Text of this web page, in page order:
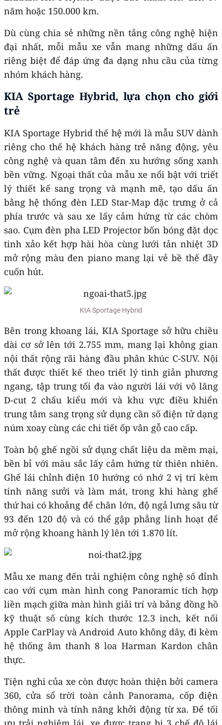
năm hoặc 150.000 km.
Dù cùng chia sẻ những nền tảng công nghệ hiện
đại nhất, mỗi mẫu xe vẫn mang những dấu ấn
riêng biệt để đáp ứng đa dạng nhu cầu của từng
nhóm khách hàng.
KIA Sportage Hybrid, lựa chọn cho giới
trẻ
KIA Sportage Hybrid thế hệ mới là mẫu SUV dành
riêng cho thế hệ khách hàng trẻ năng động, yêu
công nghệ và quan tâm đến xu hướng sống xanh
bền vững. Ngoại thất của mẫu xe nổi bật với triết
lý thiết kế sang trọng và mạnh mẽ, tạo dấu ấn
bằng hệ thống đèn LED Star-Map đặc trưng ở cả
phía trước và sau xe lấy cảm hứng từ các chòm
sao. Cụm đèn pha LED Projector bốn bóng đặt dọc
tinh xảo kết hợp hài hòa cùng lưới tản nhiệt 3D
mở rộng màu đen piano mang lại vẻ bề thế đầy
cuốn hút.
KIA Sportage Hybrid
Bên trong khoang lái, KIA Sportage sở hữu chiều
dài cơ sở lên tới 2.755 mm, mang lại không gian
nội thất rộng rãi hàng đầu phân khúc C-SUV. Nội
thất được thiết kế theo triết lý tinh giản phương
ngang, tập trung tối đa vào người lái với vô lăng
D-cut 2 chấu kiểu mới và khu vực điều khiển
trung tâm sang trọng sử dụng cần số điện tử dạng
núm xoay cùng các chi tiết ốp vân gỗ cao cấp.
Toàn bộ ghế ngồi sử dụng chất liệu da mềm mại,
bền bỉ với màu sắc lấy cảm hứng từ thiên nhiên.
Ghế lái chỉnh điện 10 hướng có nhớ 2 vị trí kèm
tính năng sưởi và làm mát, trong khi hàng ghế
thứ hai có khoảng để chân lớn, độ ngả lưng sâu từ
93 đến 120 độ và có thể gập phẳng linh hoạt để
mở rộng khoang hành lý lên tới 1.870 lít.
Mẫu xe mang đến trải nghiệm công nghệ số đỉnh
cao với cụm màn hình cong Panoramic tích hợp
liền mạch giữa màn hình giải trí và bảng đồng hồ
kỹ thuật số cùng kích thước 12.3 inch, kết nối
Apple CarPlay và Android Auto không dây, đi kèm
hệ thống âm thanh 8 loa Harman Kardon chân
thực.
Tiện nghi của xe còn được hoàn thiện bởi camera
360, cửa sổ trời toàn cảnh Panorama, cốp điện
thông minh và tính năng khởi động từ xa. Để tối